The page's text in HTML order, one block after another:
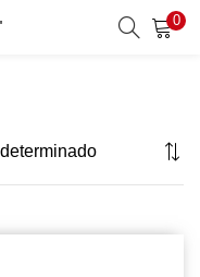
0
para iniciar